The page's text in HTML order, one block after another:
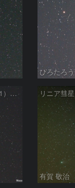
ひろたろう
リニア彗星（C/2012 X1）（20140426） リニア彗星
有賀 敬治